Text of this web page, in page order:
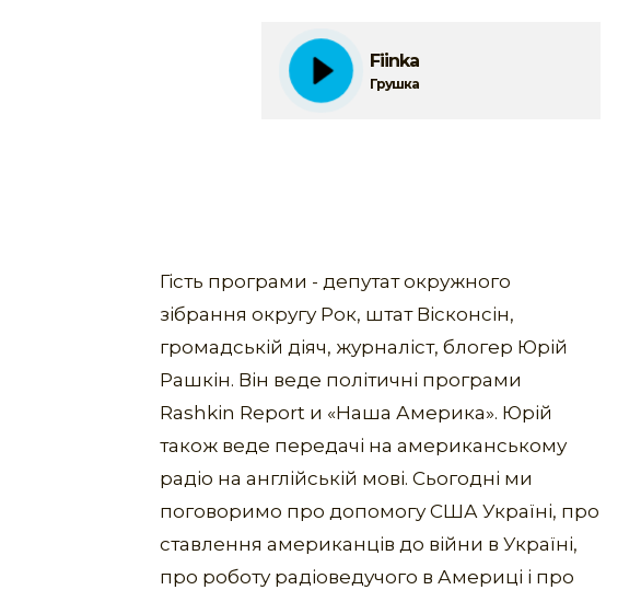
Fiіnka
Грушка
Гість програми - депутат окружного
зібрання округу Рок, штат Вісконсін,
громадській діяч, журналіст, блогер Юрій
Рашкін. Він веде політичні програми
Rashkin Report и «Наша Америка». Юрій
також веде передачі на американському
радіо на англійській мові. Сьогодні ми
поговоримо про допомогу США Україні, про
ставлення американців до війни в Україні,
про роботу радіоведучого в Америці і про